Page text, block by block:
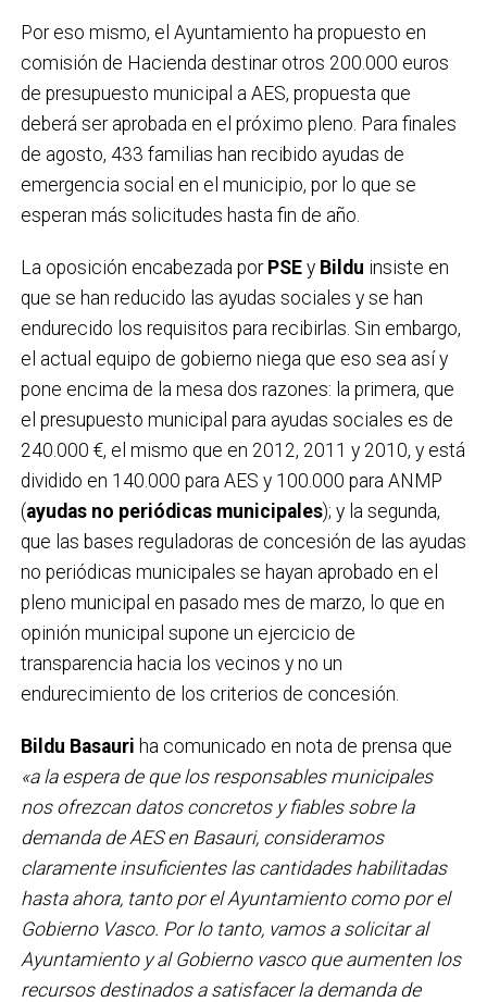
Por eso mismo, el Ayuntamiento ha propuesto en
comisión de Hacienda destinar otros 200.000 euros
de presupuesto municipal a AES, propuesta que
deberá ser aprobada en el próximo pleno. Para finales
de agosto, 433 familias han recibido ayudas de
emergencia social en el municipio, por lo que se
esperan más solicitudes hasta fin de año.
La oposición encabezada por PSEy Bildu insiste en
que se han reducido las ayudas sociales y se han
endurecido los requisitos para recibirlas. Sin embargo,
el actual equipo de gobierno niega que eso sea así y
pone encima de la mesa dos razones: la primera, que
el presupuesto municipal para ayudas sociales es de
240.000 €, el mismo que en 2012, 2011 y 2010, y está
dividido en 140.000 para AES y 100.000 para ANMP
(ayudas no periódicas municipales); y la segunda,
que las bases reguladoras de concesión de las ayudas
no periódicas municipales se hayan aprobado en el
pleno municipal en pasado mes de marzo, lo que en
opinión municipal supone un ejercicio de
transparencia hacia los vecinos y no un
endurecimiento de los criterios de concesión.
Bildu Basauri ha comunicado en nota de prensa que
«a la espera de que los responsables municipales
nos ofrezcan datos concretos y fiables sobre la
demanda de AES en Basauri, consideramos
claramente insuficientes las cantidades habilitadas
hasta ahora, tanto por el Ayuntamiento como por el
Gobierno Vasco. Por lo tanto, vamos a solicitar al
Ayuntamiento y al Gobierno vasco que aumenten los
recursos destinados a satisfacer la demanda de